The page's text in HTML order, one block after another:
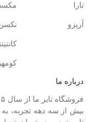
درباره ما
بیش از سه دهه تجربه،
تارا
آریزو